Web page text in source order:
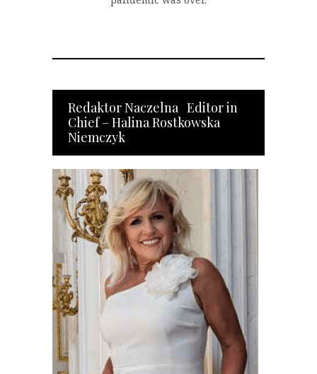
Redaktor Naczelna Editor in
Chief – Halina Rostkowska
Niemczyk